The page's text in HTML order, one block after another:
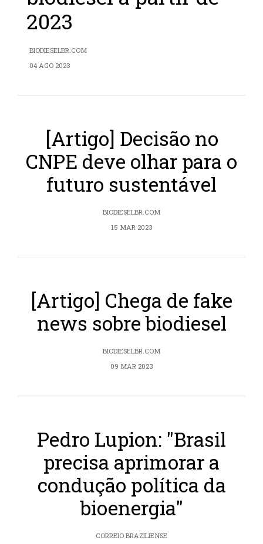
2023
BIODIESELBR.COM
04 AGO 2023
[Artigo] Decisão no
CNPE deve olhar para o
futuro sustentável
BIODIESELBR.COM
15 MAR 2023
[Artigo] Chega de fake
news sobre biodiesel
BIODIESELBR.COM
09 MAR 2023
Pedro Lupion: "Brasil
precisa aprimorar a
condução política da
bioenergia"
CORREIO BRAZILIENSE